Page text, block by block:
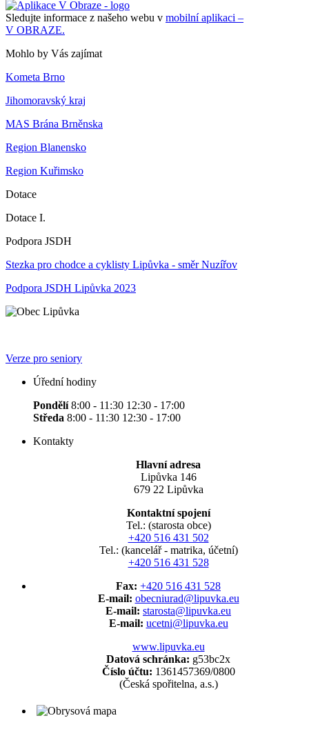
Sledujte informace z našeho webu v mobilní aplikaci –
V OBRAZE.
Mohlo by Vás zajímat
Kometa Brno
Jihomoravský kraj
MAS Brána Brněnska
Region Blanensko
Region Kuřimsko
Dotace
Dotace I.
Podpora JSDH
Stezka pro chodce a cyklisty Lipůvka - směr Nuzířov
Podpora JSDH Lipůvka 2023
Verze pro seniory
Úřední hodiny
Pondělí8:00 - 11:30 12:30 - 17:00
Středa 8:00 - 11:30 12:30 - 17:00
Kontakty
Hlavní adresa
Lipůvka 146
679 22 Lipůvka
Kontaktní spojení
Tel.: (starosta obce)
+420 516 431 502
Tel.: (kancelář - matrika, účetní)
+420 516 431 528
Fax: +420 516 431 528
E-mail: obecniurad@lipuvka.eu
E-mail: starosta@lipuvka.eu
E-mail: ucetni@lipuvka.eu
www.lipuvka.eu
Datová schránka: g53bc2x
Číslo účtu: 1361457369/0800
(Česká spořitelna, a.s.)